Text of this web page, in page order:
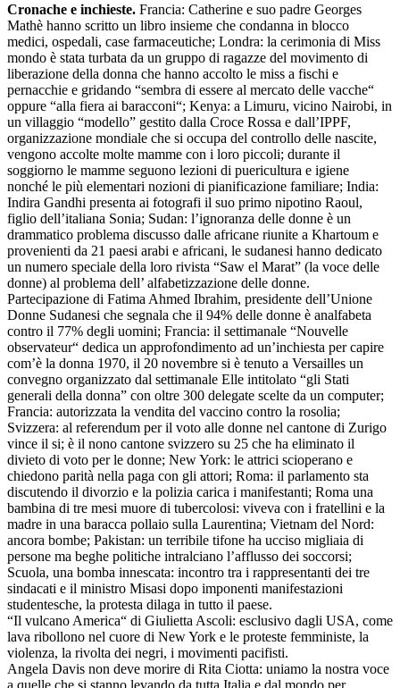
Cronache e inchieste. Francia: Catherine e suo padre Georges
Mathè hanno scritto un libro insieme che condanna in blocco
medici, ospedali, case farmaceutiche; Londra: la cerimonia di Miss
mondo è stata turbata da un gruppo di ragazze del movimento di
liberazione della donna che hanno accolto le miss a fischi e
pernacchie e gridando “sembra di essere al mercato delle vacche“
oppure “alla fiera ai baracconi“; Kenya: a Limuru, vicino Nairobi, in
un villaggio “modello” gestito dalla Croce Rossa e dall’IPPF,
organizzazione mondiale che si occupa del controllo delle nascite,
vengono accolte molte mamme con i loro piccoli; durante il
soggiorno le mamme seguono lezioni di puericultura e igiene
nonché le più elementari nozioni di pianificazione familiare; India:
Indira Gandhi presenta ai fotografi il suo primo nipotino Raoul,
figlio dell’italiana Sonia; Sudan: l’ignoranza delle donne è un
drammatico problema discusso dalle africane riunite a Khartoum e
provenienti da 21 paesi arabi e africani, le sudanesi hanno dedicato
un numero speciale della loro rivista “Saw el Marat” (la voce delle
donne) al problema dell’ alfabetizzazione delle donne.
Partecipazione di Fatima Ahmed Ibrahim, presidente dell’Unione
Donne Sudanesi che segnala che il 94% delle donne è analfabeta
contro il 77% degli uomini; Francia: il settimanale “Nouvelle
observateur“ dedica un approfondimento ad un’inchiesta per capire
com’è la donna 1970, il 20 novembre si è tenuto a Versailles un
convegno organizzato dal settimanale Elle intitolato “gli Stati
generali della donna” con oltre 300 delegate scelte da un computer;
Francia: autorizzata la vendita del vaccino contro la rosolia;
Svizzera: al referendum per il voto alle donne nel cantone di Zurigo
vince il si; è il nono cantone svizzero su 25 che ha eliminato il
divieto di voto per le donne; New York: le attrici scioperano e
chiedono parità nella paga con gli attori; Roma: il parlamento sta
discutendo il divorzio e la polizia carica i manifestanti; Roma una
bambina di tre mesi muore di tubercolosi: viveva con i fratellini e la
madre in una baracca pollaio sulla Laurentina; Vietnam del Nord:
ancora bombe; Pakistan: un terribile tifone ha ucciso migliaia di
persone ma beghe politiche intralciano l’afflusso dei soccorsi;
Scuola, una bomba innescata: incontro tra i rappresentanti dei tre
sindacati e il ministro Misasi dopo imponenti manifestazioni
studentesche, la protesta dilaga in tutto il paese.
“Il vulcano America“ di Giulietta Ascoli: esclusivo dagli USA, come
lava ribollono nel cuore di New York e le proteste femministe, la
violenza, la rivolta dei negri, i movimenti pacifisti.
Angela Davis non deve morire di Rita Ciotta: uniamo la nostra voce
a quelle che si stanno levando da tutta Italia e dal mondo per